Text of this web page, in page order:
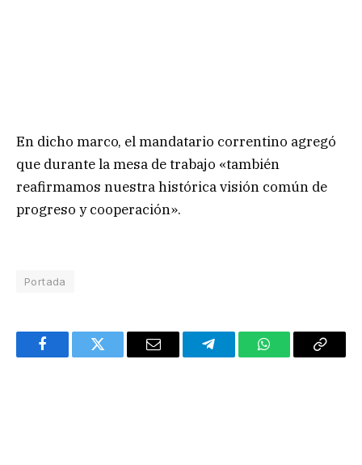
En dicho marco, el mandatario correntino agregó
que durante la mesa de trabajo «también
reafirmamos nuestra histórica visión común de
progreso y cooperación».
Portada
FacebookTwitter Email TelegramWhatsAppCopy